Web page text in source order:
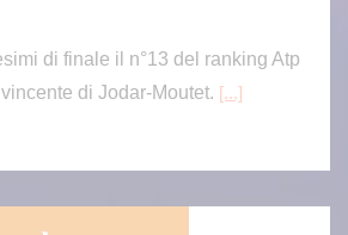
di finale il n°13 del ranking Atp
di Jodar-Moutet. [...]